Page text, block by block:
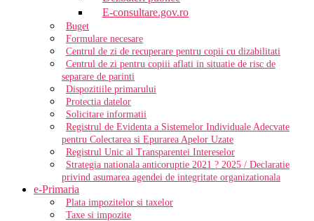
E-consultare.gov.ro
Buget
Formulare necesare
Centrul de zi de recuperare pentru copii cu dizabilitati
Centrul de zi pentru copiii aflati in situatie de risc de
separare de parinti
Dispozitiile primarului
Protectia datelor
Solicitare informatii
Registrul de Evidenta a Sistemelor Individuale Adecvate
pentru Colectarea si Epurarea Apelor Uzate
Registrul Unic al Transparentei Intereselor
Strategia nationala anticoruptie 2021 ? 2025 / Declaratie
privind asumarea agendei de integritate organizationala
e-Primaria
Plata impozitelor si taxelor
Taxe si impozite